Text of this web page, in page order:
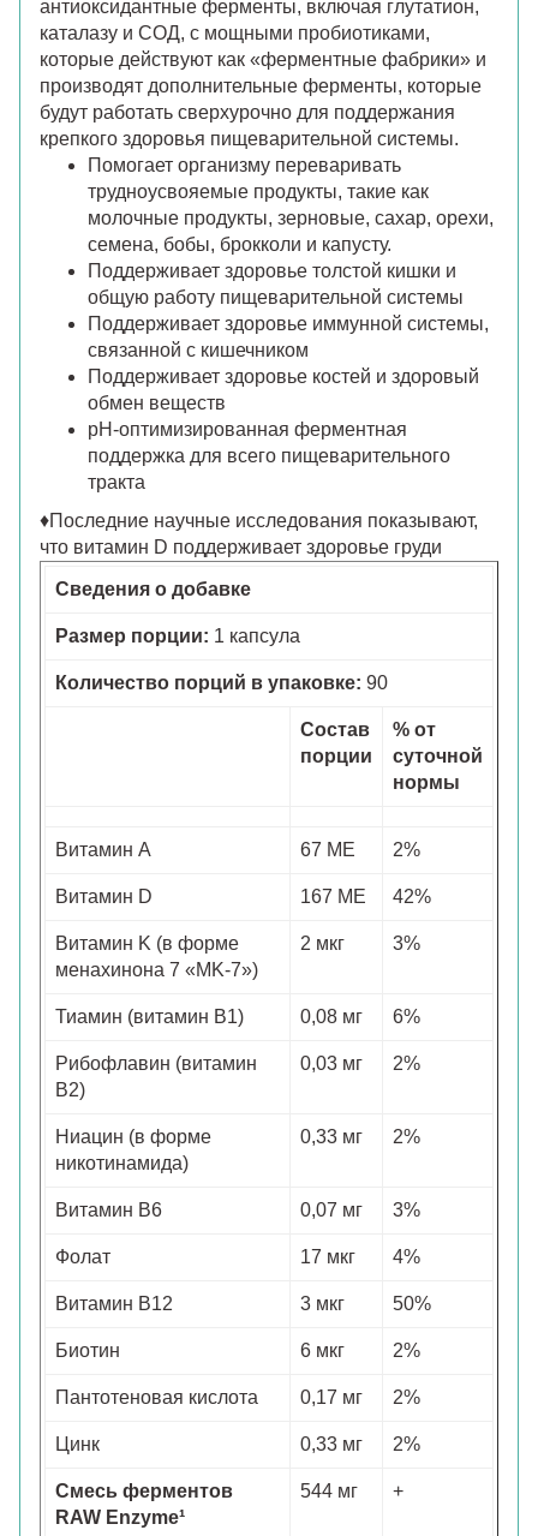
антиоксидантные ферменты, включая глутатион,
каталазу и СОД, с мощными пробиотиками,
которые действуют как «ферментные фабрики» и
производят дополнительные ферменты, которые
будут работать сверхурочно для поддержания
крепкого здоровья пищеварительной системы.
Помогает организму переваривать
трудноусвояемые продукты, такие как
молочные продукты, зерновые, сахар, орехи,
семена, бобы, брокколи и капусту.
Поддерживает здоровье толстой кишки и
общую работу пищеварительной системы
Поддерживает здоровье иммунной системы,
связанной с кишечником
Поддерживает здоровье костей и здоровый
обмен веществ
рН-оптимизированная ферментная
поддержка для всего пищеварительного
тракта
♦Последние научные исследования показывают,
что витамин D поддерживает здоровье груди
Сведения о добавке
Размер порции: 1 капсула
Количество порций в упаковке: 90
Состав
порции
% от
суточной
нормы
Витамин A 67 МЕ 2%
Витамин D 167 МЕ 42%
Витамин K (в форме
менахинона 7 «MK-7»)
2 мкг 3%
Тиамин (витамин B1) 0,08 мг 6%
Рибофлавин (витамин
B2)
0,03 мг 2%
Ниацин (в форме
никотинамида)
0,33 мг 2%
Витамин B6 0,07 мг 3%
Фолат 17 мкг 4%
Витамин B12 3 мкг 50%
Биотин 6 мкг 2%
Пантотеновая кислота 0,17 мг 2%
Цинк 0,33 мг 2%
Смесь ферментов
RAW Enzyme¹
544 мг +